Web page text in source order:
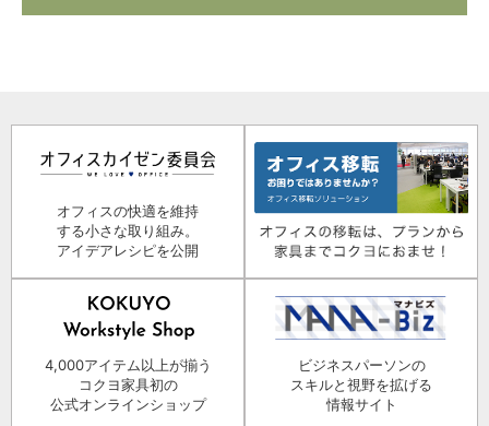
オフィスの快適を維持
する小さな取り組み。
アイデアレシピを公開
4,000アイテム以上が揃う
コクヨ家具初の
公式オンラインショップ
ビジネスパーソンの
スキルと視野を拡げる
情報サイト